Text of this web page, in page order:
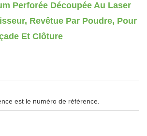
Perforée Découpée Au Laser
Revêtue Par Poudre, Pour
Et Clôture
est le numéro de référence.